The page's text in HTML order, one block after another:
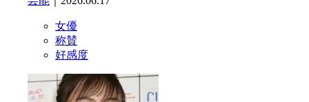
女優
称賛
好感度